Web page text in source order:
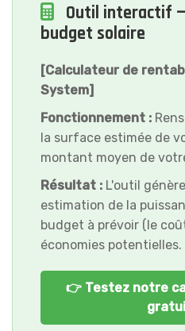
Outil interactif
budget solaire
[Calculateur de
System]
Fonctionnement :
la surface estimée de
montant moyen de
Résultat : L'outil
estimation de la
budget à prévoir (le
économies potentielles.
👉 Testez notre